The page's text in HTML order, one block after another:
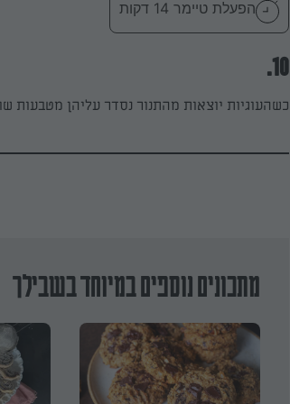
הפעלת טיימר 14 דקות
10.
כשהעוגיות יוצאות מהתנור נסדר עליהן מטבעות
מתכונים נוספים במיוחד בשבילך